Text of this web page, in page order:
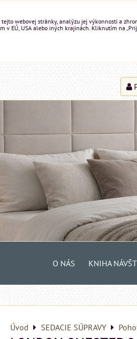
O NÁS KNIHA
Úvod SEDACIE SÚPRAVY
webovej stránky, analýzu jej výkonnosti a
v EÚ, USA alebo iných krajinách. Kliknutím na